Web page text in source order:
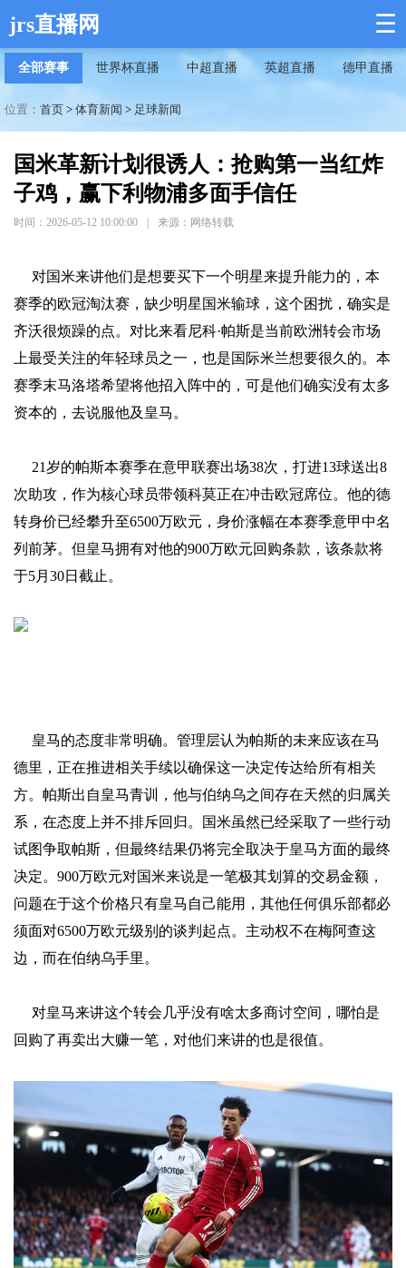
jrs直播网 ☰
全部赛事 世界杯直播 中超直播 英超直播 德甲直播
位置： 首页 > 体育新闻 > 足球新闻
国米革新计划很诱人：抢购第一当红炸
子鸡，赢下利物浦多面手信任
时间：2026-05-12 10:00:00 来源：网络转载
对国米来讲他们是想要买下一个明星来提升能力的，本
赛季的欧冠淘汰赛，缺少明星国米输球，这个困扰，确实是
齐沃很烦躁的点。对比来看尼科·帕斯是当前欧洲转会市场
上最受关注的年轻球员之一，也是国际米兰想要很久的。本
赛季末马洛塔希望将他招入阵中的，可是他们确实没有太多
资本的，去说服他及皇马。
21岁的帕斯本赛季在意甲联赛出场38次，打进13球送出8
次助攻，作为核心球员带领科莫正在冲击欧冠席位。他的德
转身价已经攀升至6500万欧元，身价涨幅在本赛季意甲中名
列前茅。但皇马拥有对他的900万欧元回购条款，该条款将
于5月30日截止。
皇马的态度非常明确。管理层认为帕斯的未来应该在马
德里，正在推进相关手续以确保这一决定传达给所有相关
方。帕斯出自皇马青训，他与伯纳乌之间存在天然的归属关
系，在态度上并不排斥回归。国米虽然已经采取了一些行动
试图争取帕斯，但最终结果仍将完全取决于皇马方面的最终
决定。900万欧元对国米来说是一笔极其划算的交易金额，
问题在于这个价格只有皇马自己能用，其他任何俱乐部都必
须面对6500万欧元级别的谈判起点。主动权不在梅阿查这
边，而在伯纳乌手里。
对皇马来讲这个转会几乎没有啥太多商讨空间，哪怕是
回购了再卖出大赚一笔，对他们来讲的也是很值。